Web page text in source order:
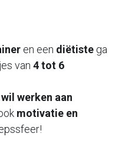
en een diëtiste ga
van 4 tot 6
werken aan
motivatie en